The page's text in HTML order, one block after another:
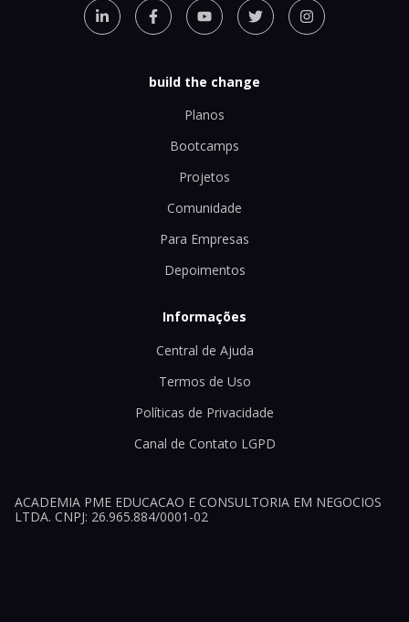
build the change
Planos
Bootcamps
Projetos
Comunidade
Para Empresas
Depoimentos
Informações
Central de Ajuda
Termos de Uso
Políticas de Privacidade
Canal de Contato LGPD
ACADEMIA PME EDUCACAO E CONSULTORIA EM NEGOCIOS
LTDA. CNPJ: 26.965.884/0001-02